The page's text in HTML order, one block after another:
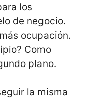
los
de negocio.
ocupación.
Como
plano.
la misma